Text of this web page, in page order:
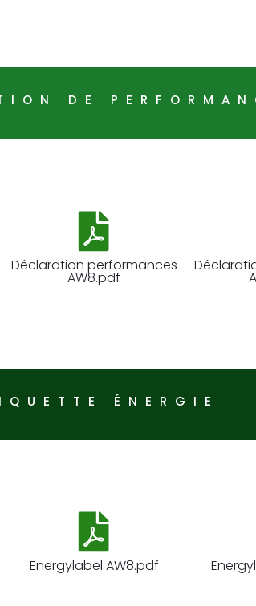
DE
Déclaration performances
AW8.pdf
ÉNERGIE
Energylabel AW8.pdf